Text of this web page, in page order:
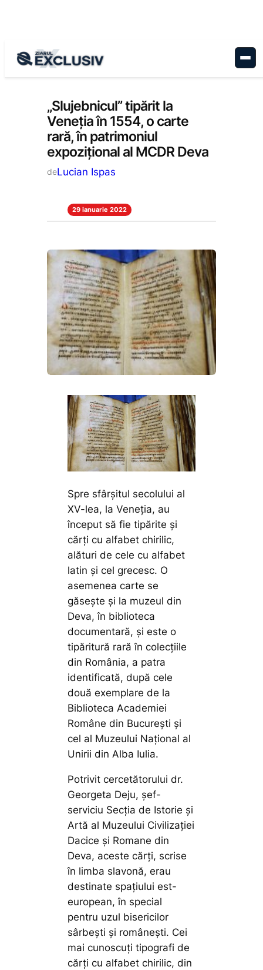
Cultură
„Slujebnicul” tipărit la
Veneția în 1554, o carte
rară, în patrimoniul
expozițional al MCDR Deva
deLucian Ispas
29 ianuarie 2022
Spre sfârșitul secolului al
XV-lea, la Veneția, au
început să fie tipărite și
cărți cu alfabet chirilic,
alături de cele cu alfabet
latin și cel grecesc. O
asemenea carte se
găsește și la muzeul din
Deva, în biblioteca
documentară, și este o
tipăritură rară în colecțiile
din România, a patra
identificată, după cele
două exemplare de la
Biblioteca Academiei
Române din București și
cel al Muzeului Național al
Unirii din Alba Iulia.
Potrivit cercetătorului dr.
Georgeta Deju, șef-
serviciu Secția de Istorie și
Artă al Muzeului Civilizației
Dacice și Romane din
Deva, aceste cărți, scrise
în limba slavonă, erau
destinate spațiului est-
european, în special
pentru uzul bisericilor
sârbești și românești. Cei
mai cunoscuți tipografi de
cărți cu alfabet chirilic, din